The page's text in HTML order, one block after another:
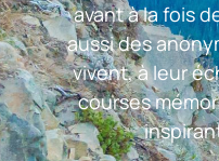
avant à la fois
aussi des
vivent, à leur
courses